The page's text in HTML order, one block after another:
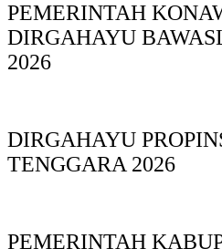
PEMERINTAH
DIRGAHAYU
2026
DIRGAHAYU
TENGGARA 2026
PEMERINTAH